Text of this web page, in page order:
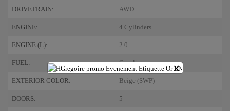
DRIVETRAIN: AWD
ENGINE: 4 Cylinders
ENGINE (L): 2.0
FUEL: Gasoline
EXTERIOR COLOR: Beige (SWP)
DOORS: 5
×